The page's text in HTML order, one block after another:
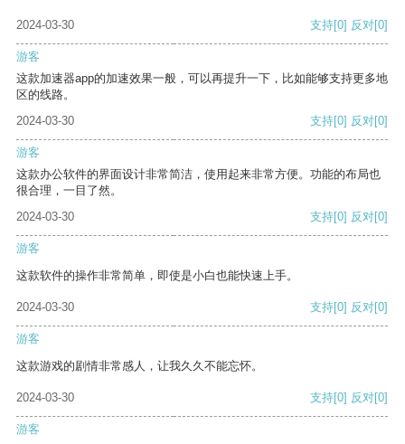
2024-03-30 支持[0] 反对[0]
游客
这款加速器app的加速效果一般，可以再提升一下，比如能够支持更多地
区的线路。
2024-03-30
支持[0] 反对[0]
游客
这款办公软件的界面设计非常简洁，使用起来非常方便。功能的布局也
很合理，一目了然。
2024-03-30
支持[0] 反对[0]
游客
这款软件的操作非常简单，即使是小白也能快速上手。
2024-03-30 支持[0] 反对[0]
游客
这款游戏的剧情非常感人，让我久久不能忘怀。
2024-03-30 支持[0] 反对[0]
游客